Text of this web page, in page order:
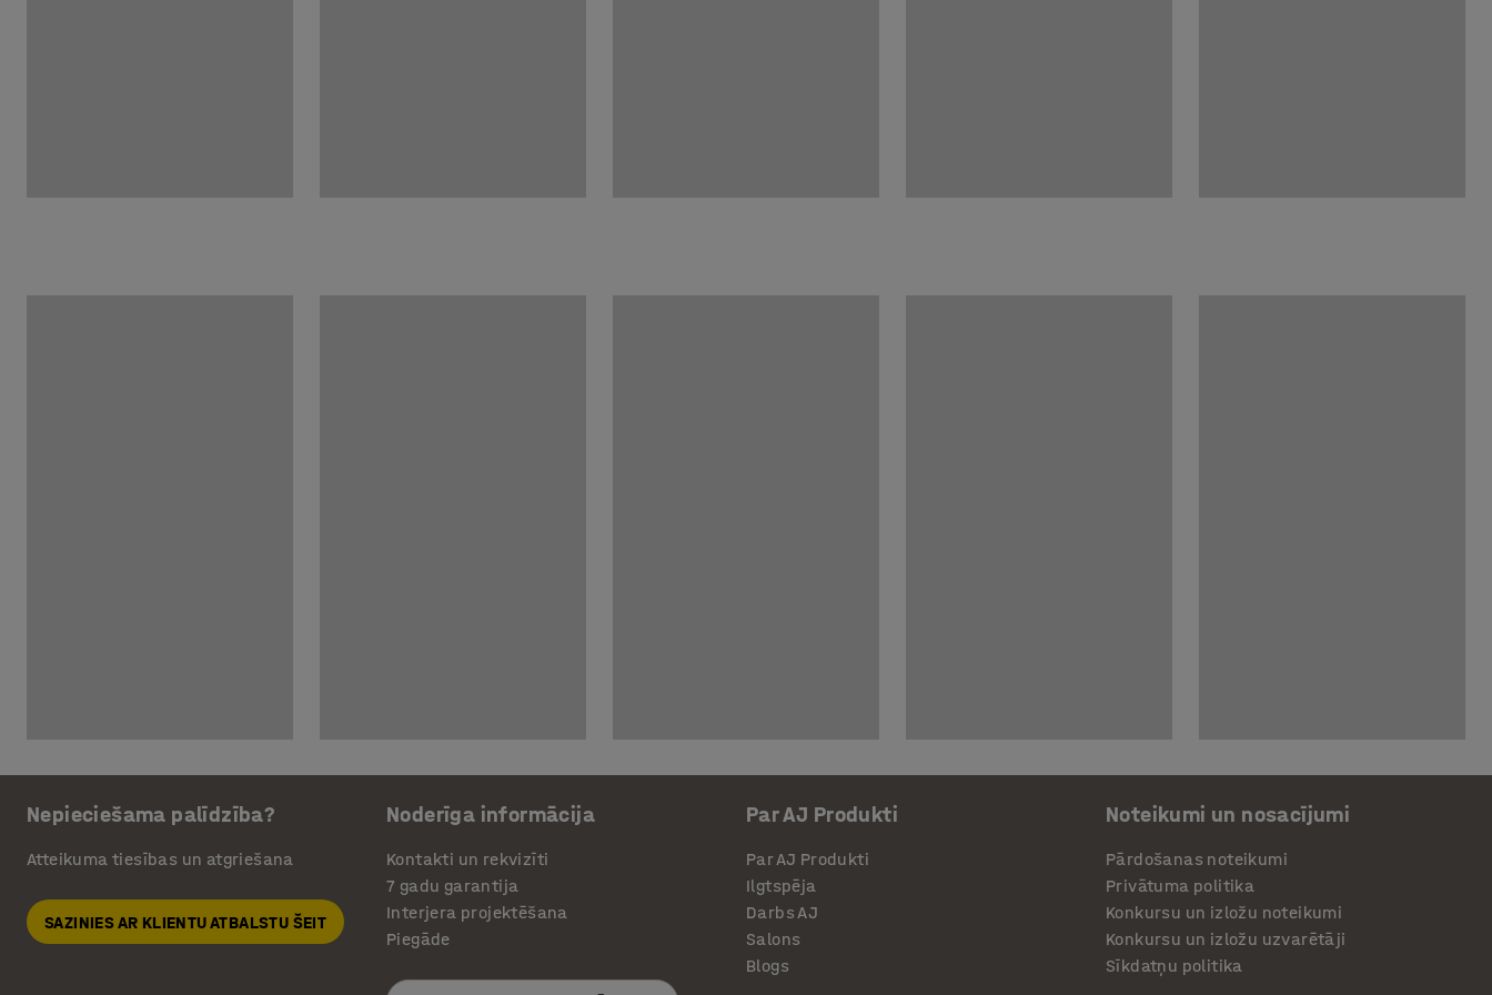
Nepieciešama palīdzība?
Atteikuma tiesības un atgriešana
SAZINIES AR KLIENTU ATBALSTU ŠEIT
Noderīga informācija
Kontakti un rekvizīti
7 gadu garantija
Interjera projektēšana
Piegāde
Par AJ Produkti
Par AJ Produkti
Ilgtspēja
Darbs AJ
Salons
Blogs
Noteikumi un nosacījumi
Pārdošanas noteikumi
Privātuma politika
Konkursu un izložu noteikumi
Konkursu un izložu uzvarētāji
Sīkdatņu politika